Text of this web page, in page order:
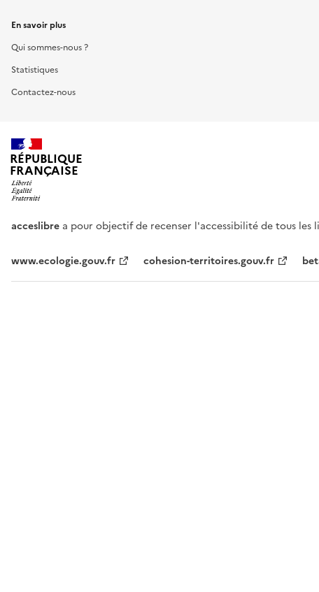
En savoir plus
Qui sommes-nous ?
Statistiques
Contactez-nous
RÉPUBLIQUE
FRANÇAISE
acceslibre a pour objectif de recenser l'accessibilité de tous
www.ecologie.gouv.fr cohesion-territoires.gouv.fr